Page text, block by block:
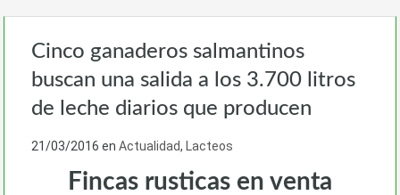
Cinco ganaderos salmantinos
buscan una salida a los 3.700 litros
de leche diarios que producen
21/03/2016 en Actualidad, Lacteos
Fincas rusticas en venta